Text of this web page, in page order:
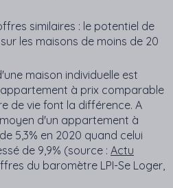
similaires : le potentiel de
les maisons de moins de 20
maison individuelle est
à prix comparable
de vie font la différence. A
d'un appartement à
5,3% en 2020 quand celui
de 9,9% (source : Actu
du baromètre LPI-Se Loger,